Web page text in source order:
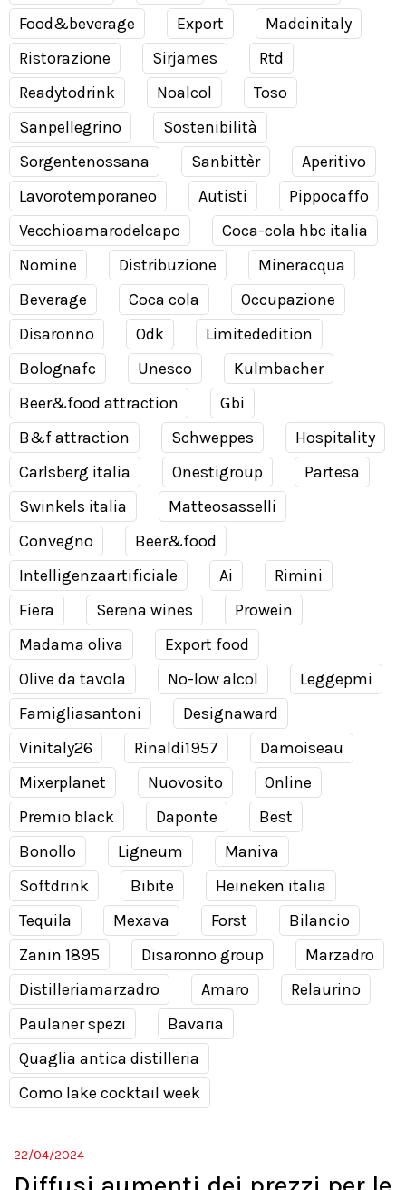
Food&beverage
Export
Madeinitaly
Ristorazione
Sirjames
Rtd
Readytodrink
Noalcol
Toso
Sanpellegrino
Sostenibilità
Sorgentenossana
Sanbittèr
Aperitivo
Lavorotemporaneo
Autisti
Pippocaffo
Vecchioamarodelcapo
Coca-cola hbc italia
Nomine
Distribuzione
Mineracqua
Beverage
Coca cola
Occupazione
Disaronno
Odk
Limitededition
Bolognafc
Unesco
Kulmbacher
Beer&food attraction
Gbi
B&f attraction
Schweppes
Hospitality
Carlsberg italia
Onestigroup
Partesa
Swinkels italia
Matteosasselli
Convegno
Beer&food
Intelligenzaartificiale
Ai
Rimini
Fiera
Serena wines
Prowein
Madama oliva
Export food
Olive da tavola
No-low alcol
Leggepmi
Famigliasantoni
Designaward
Vinitaly26
Rinaldi1957
Damoiseau
Mixerplanet
Nuovosito
Online
Premio black
Daponte
Best
Bonollo
Ligneum
Maniva
Softdrink
Bibite
Heineken italia
Tequila
Mexava Forst
Bilancio
Zanin 1895
Disaronno group
Marzadro
Distilleriamarzadro
Amaro
Relaurino
Paulaner spezi
Bavaria
Quaglia antica distilleria
Como lake cocktail week
22/04/2024